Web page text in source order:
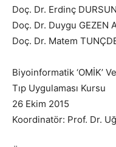
Doç. Dr. Erdinç DURSUN
Doç. Dr. Duygu GEZEN
Doç. Dr. Matem
Biyoinformatik ‘OMİK’
Tıp Uygulaması Kursu
26 Ekim 2015
Koordinatör: Prof. Dr.